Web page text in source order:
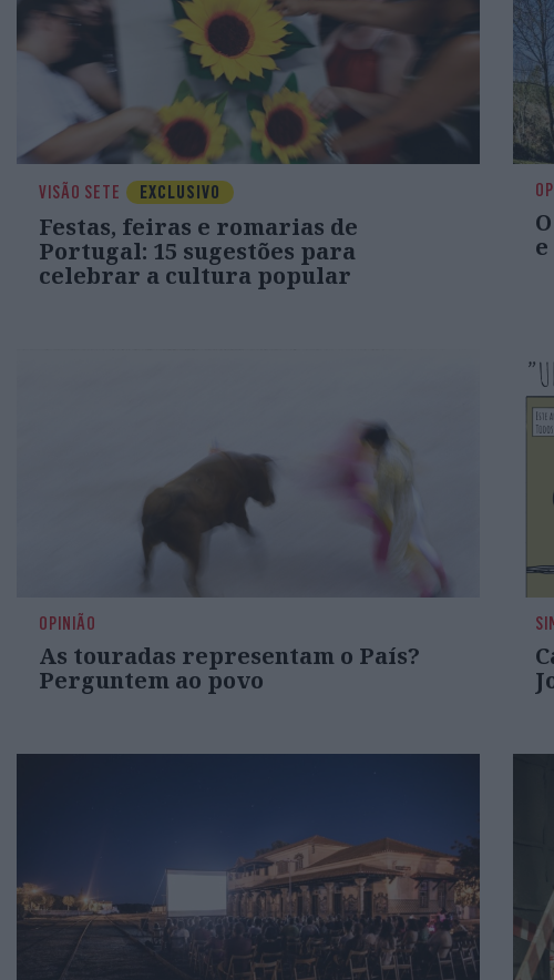
VISÃO SETE EXCLUSIVO
Festas, feiras e romarias de
Portugal: 15 sugestões para
celebrar a cultura popular
OPINIÃO
As touradas representam o País?
Perguntem ao povo